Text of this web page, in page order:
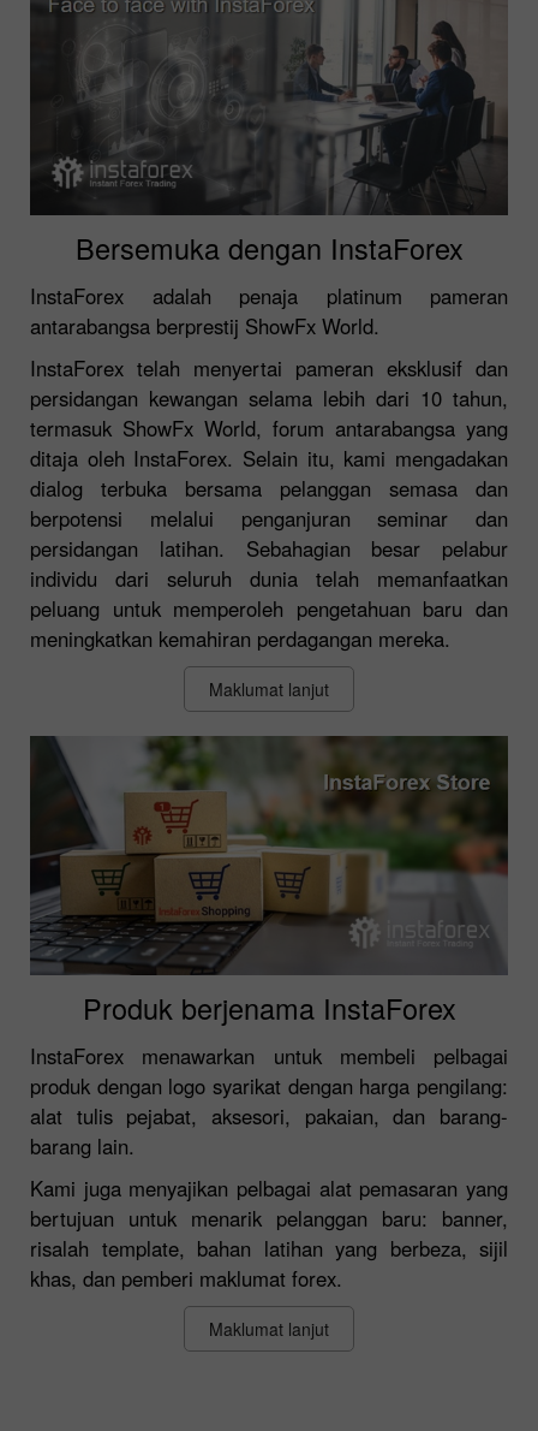
Bersemuka dengan InstaForex
InstaForex adalah penaja platinum pameran
antarabangsa berprestij ShowFx World.
InstaForex telah menyertai pameran eksklusif dan
persidangan kewangan selama lebih dari 10 tahun,
termasuk ShowFx World, forum antarabangsa yang
ditaja oleh InstaForex. Selain itu, kami mengadakan
dialog terbuka bersama pelanggan semasa dan
berpotensi melalui penganjuran seminar dan
persidangan latihan. Sebahagian besar pelabur
individu dari seluruh dunia telah memanfaatkan
peluang untuk memperoleh pengetahuan baru dan
meningkatkan kemahiran perdagangan mereka.
Maklumat lanjut
Produk berjenama InstaForex
InstaForex menawarkan untuk membeli pelbagai
produk dengan logo syarikat dengan harga pengilang:
alat tulis pejabat, aksesori, pakaian, dan barang-
barang lain.
Kami juga menyajikan pelbagai alat pemasaran yang
bertujuan untuk menarik pelanggan baru: banner,
risalah template, bahan latihan yang berbeza, sijil
khas, dan pemberi maklumat forex.
Maklumat lanjut